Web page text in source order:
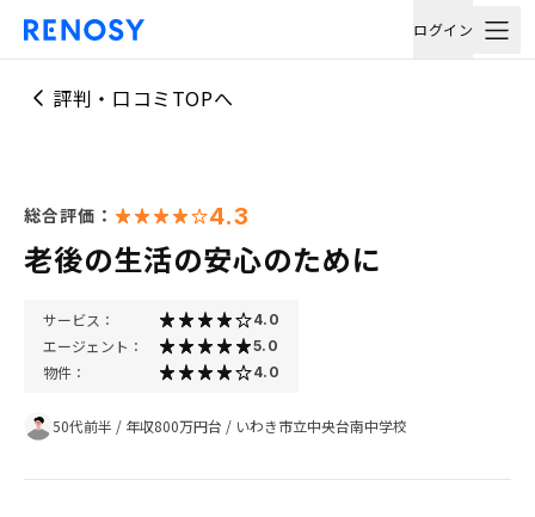
ログイン
評判・口コミTOPへ
総合評価： 4.3
老後の生活の安心のために
サービス： 4.0
エージェント： 5.0
物件： 4.0
50代前半 / 年収800万円台 / いわき市立中央台南中学校